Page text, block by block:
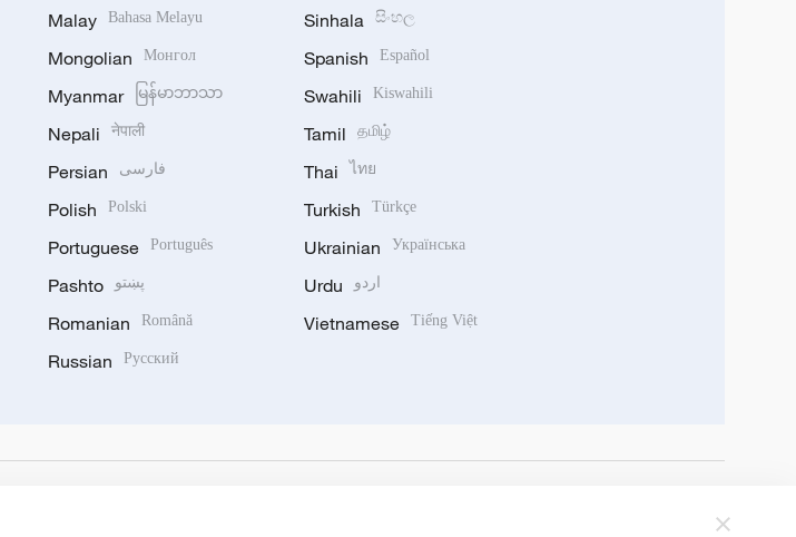
Malay Bahasa Melayu
Mongolian Монгол
Myanmar မြန်မာဘာသာ
Nepali नेपाली
Persian فارسی
Polish Polski
Portuguese Português
Pashto پښتو
Romanian Română
Russian Русский
Sinhala සිංහල
Spanish Español
Swahili Kiswahili
Tamil தமிழ்
Thai ไทย
Turkish Türkçe
Ukrainian Українська
Urdu اردو
Vietnamese Tiếng Việt